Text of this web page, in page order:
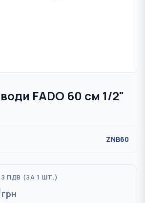
FADO 60 см 1/2"
ZNB60
З ПДВ (ЗА 1 ШТ.)
грн